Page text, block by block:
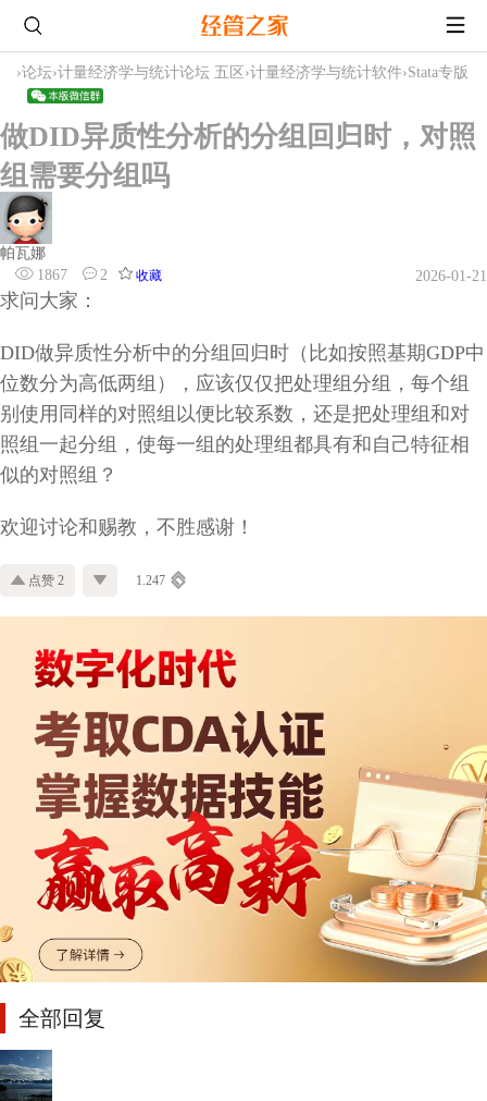
›论坛›计量经济学与统计论坛 五区 ›计量经济学与统计软件›Stata专版
做DID异质性分析的分组回归时，对照
组需要分组吗
帕瓦娜
1867
2 收藏 2026-01-21
求问大家：
DID做异质性分析中的分组回归时（比如按照基期GDP中
位数分为高低两组），应该仅仅把处理组分组，每个组
别使用同样的对照组以便比较系数，还是把处理组和对
照组一起分组，使每一组的处理组都具有和自己特征相
似的对照组？
欢迎讨论和赐教，不胜感谢！
点赞 2 1.247
全部回复